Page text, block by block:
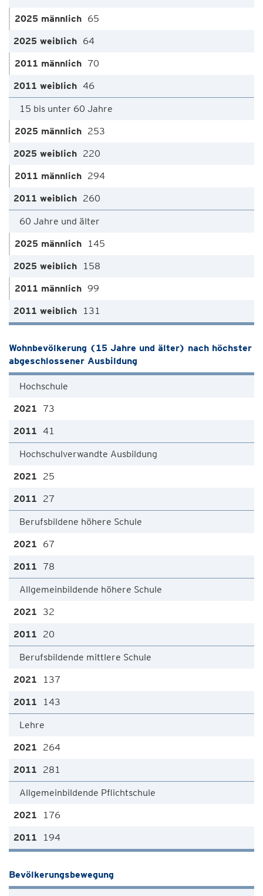
65
64
70
46
15 bis unter 60 Jahre
253
220
294
260
60 Jahre und älter
145
158
99
131
Wohnbevölkerung (15 Jahre und älter) nach höchster
abgeschlossener Ausbildung
Hochschule
73
41
Hochschulverwandte Ausbildung
25
27
Berufsbildene höhere Schule
67
78
Allgemeinbildende höhere Schule
32
20
Berufsbildende mittlere Schule
137
143
Lehre
264
281
Allgemeinbildende Pflichtschule
176
194
Bevölkerungsbewegung